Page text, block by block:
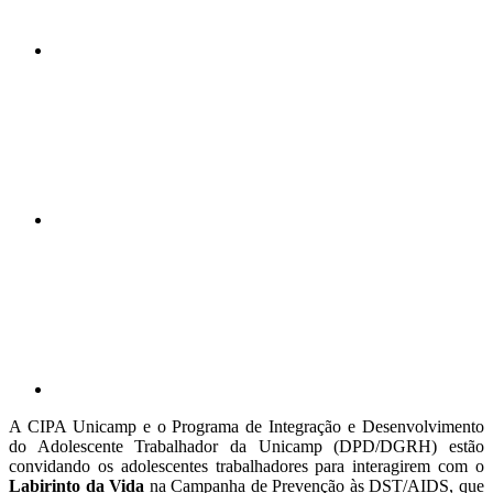
A CIPA Unicamp e o Programa de Integração e Desenvolvimento
do Adolescente Trabalhador da Unicamp (DPD/DGRH) estão
convidando os adolescentes trabalhadores para interagirem com o
Labirinto da Vida na Campanha de Prevenção às DST/AIDS, que